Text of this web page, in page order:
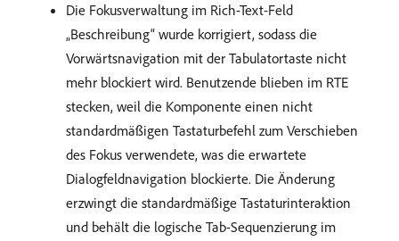
Die Fokusverwaltung im Rich-Text-Feld
„Beschreibung“ wurde korrigiert, sodass die
Vorwärtsnavigation mit der Tabulatortaste nicht
mehr blockiert wird. Benutzende blieben im RTE
stecken, weil die Komponente einen nicht
standardmäßigen Tastaturbefehl zum Verschieben
des Fokus verwendete, was die erwartete
Dialogfeldnavigation blockierte. Die Änderung
erzwingt die standardmäßige Tastaturinteraktion
und behält die logische Tab-Sequenzierung im